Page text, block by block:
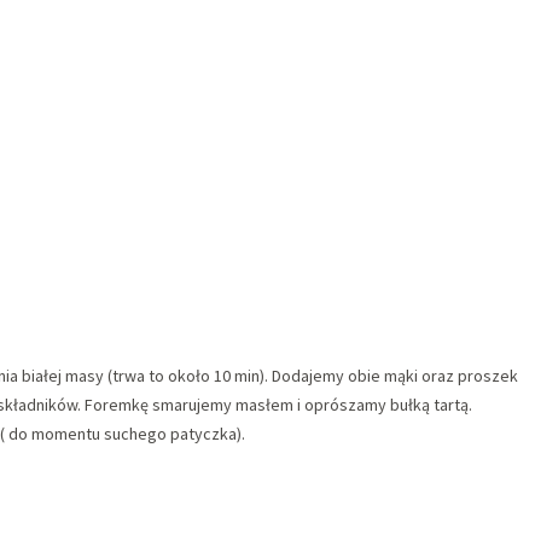
białej masy (trwa to około 10 min). Dodajemy obie mąki oraz proszek
Foremkę smarujemy masłem i oprószamy bułką tartą.
do momentu suchego patyczka).